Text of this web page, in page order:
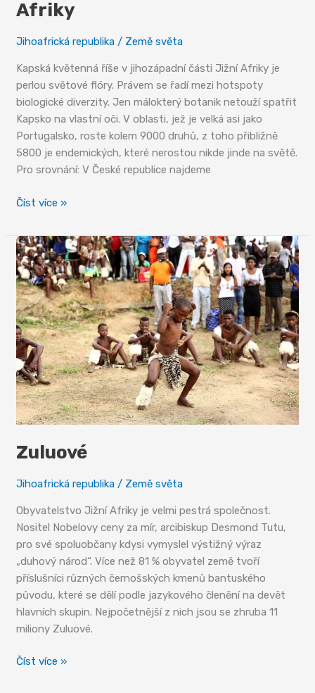
Afriky
Jihoafrická republika / Země světa
Kapská květenná říše v jihozápadní části Jižní Afriky je
perlou světové flóry. Právem se řadí mezi hotspoty
biologické diverzity. Jen málokterý botanik netouží spatřit
Kapsko na vlastní oči. V oblasti, jež je velká asi jako
Portugalsko, roste kolem 9000 druhů, z toho přibližně
5800 je endemických, které nerostou nikde jinde na světě.
Pro srovnání: V České republice najdeme
Flóra
–
zelený
poklad
Afriky
Číst více »
Zuluové
Jihoafrická republika / Země světa
Obyvatelstvo Jižní Afriky je velmi pestrá společnost.
Nositel Nobelovy ceny za mír, arcibiskup Desmond Tutu,
pro své spoluobčany kdysi vymyslel výstižný výraz
„duhový národ“. Více než 81 % obyvatel země tvoří
příslušníci různých černošských kmenů bantuského
původu, které se dělí podle jazykového členění na devět
hlavních skupin. Nejpočetnější z nich jsou se zhruba 11
miliony Zuluové.
Zuluové
Číst více »